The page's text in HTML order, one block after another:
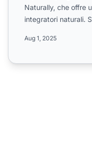
Naturally, che offre
integratori naturali.
Aug 1, 2025